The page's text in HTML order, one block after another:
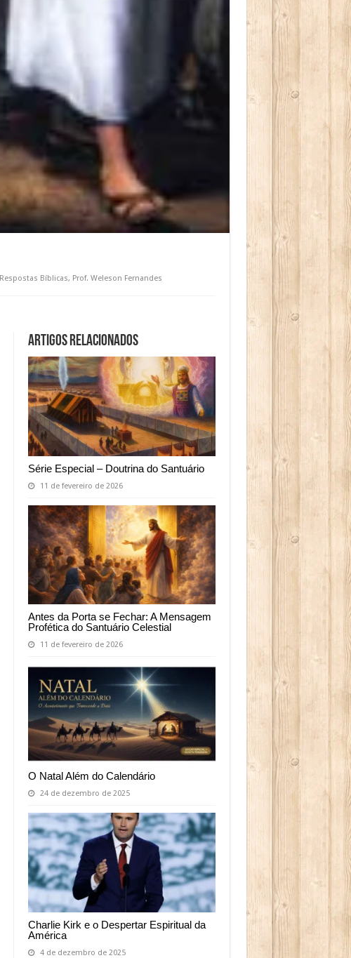
Bíblicas, Prof. Weleson Fernandes
Artigos relacionados
Série Especial – Doutrina do Santuário
11 de fevereiro de 2026
Antes da Porta se Fechar: A Mensagem
Profética do Santuário Celestial
11 de fevereiro de 2026
O Natal Além do Calendário
24 de dezembro de 2025
Charlie Kirk e o Despertar Espiritual da
América
4 de dezembro de 2025